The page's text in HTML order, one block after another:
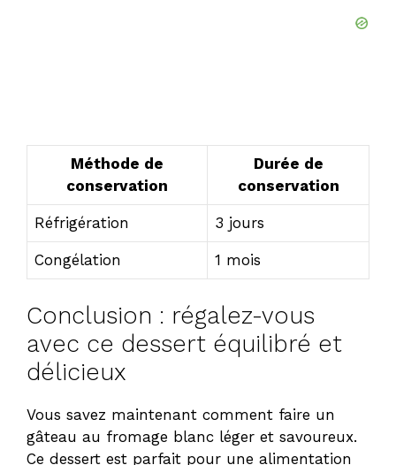
Méthode de
conservation
Durée de
conservation
Réfrigération 3 jours
Congélation 1 mois
Conclusion : régalez-vous
avec ce dessert équilibré et
délicieux
Vous savez maintenant comment faire un
gâteau au fromage blanc léger et savoureux.
Ce dessert est parfait pour une alimentation